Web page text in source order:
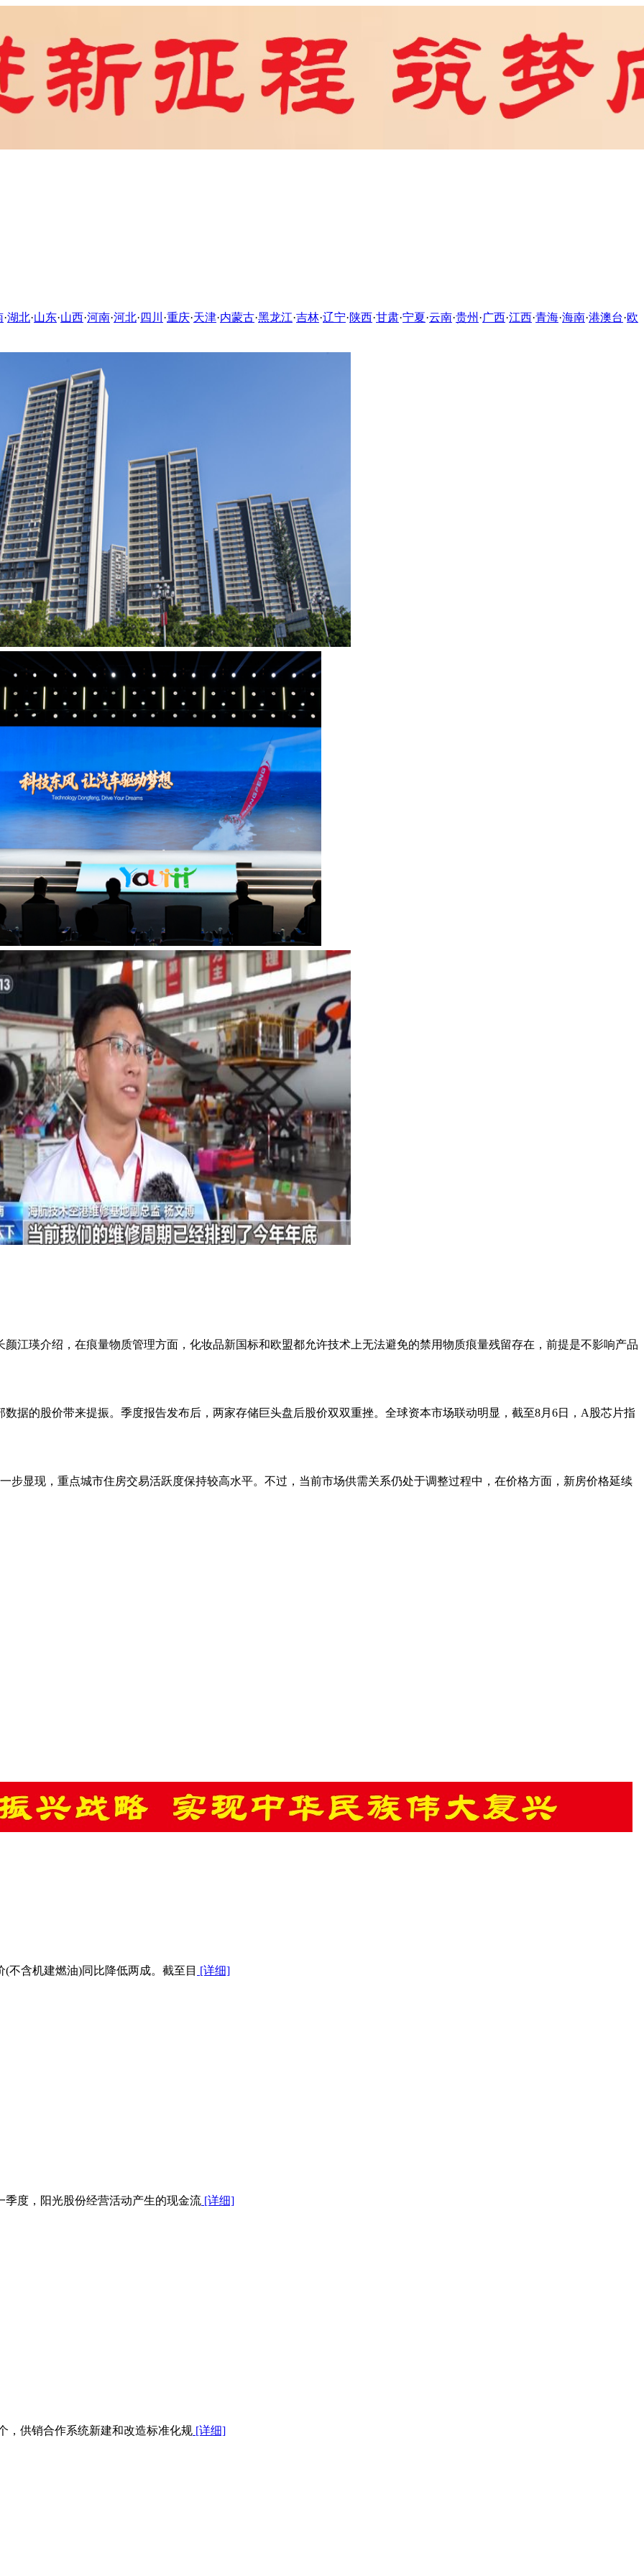
·湖北·山东·山西·河南·河北· 四川 ·重庆·天津·内蒙古·黑龙江·吉林·辽宁·陕西·甘肃·宁夏·云南·贵州 ·广西·江西·青海·海南·港澳台·欧
江瑛介绍，在痕量物质管理方面，化妆品新国标和欧盟都允许技术上无法避免的禁用物质痕量残留存在，前提是不影响产品
据的股价带来提振。季度报告发布后，两家存储巨头盘后股价双双重挫。全球资本市场联动明显，截至8月6日，A股芯片指
步显现，重点城市住房交易活跃度保持较高水平。不过，当前市场供需关系仍处于调整过程中，在价格方面，新房价格延续
不含机建燃油)同比降低两成。截至目 [详细]
季度，阳光股份经营活动产生的现金流 [详细]
，供销合作系统新建和改造标准化规 [详细]